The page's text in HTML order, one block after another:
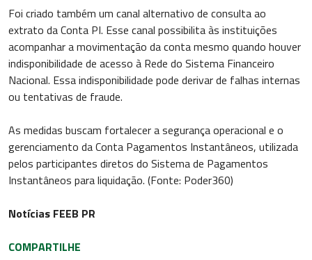
Foi criado também um canal alternativo de consulta ao
extrato da Conta PI. Esse canal possibilita às instituições
acompanhar a movimentação da conta mesmo quando houver
indisponibilidade de acesso à Rede do Sistema Financeiro
Nacional. Essa indisponibilidade pode derivar de falhas internas
ou tentativas de fraude.
As medidas buscam fortalecer a segurança operacional e o
gerenciamento da Conta Pagamentos Instantâneos, utilizada
pelos participantes diretos do Sistema de Pagamentos
Instantâneos para liquidação. (Fonte: Poder360)
Notícias FEEB PR
COMPARTILHE